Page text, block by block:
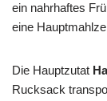
ein nahrhaftes
eine
Die Hauptzutat
Rucksack